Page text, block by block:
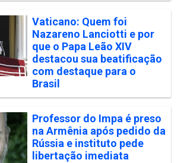
Vaticano: Quem foi
Nazareno Lanciotti e por
que o Papa Leão XIV
destacou sua beatificação
com destaque para o
Brasil
Professor do Impa é preso
na Armênia após pedido da
Rússia e instituto pede
libertação imediata